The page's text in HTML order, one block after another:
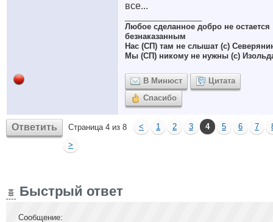
все...
Любое сделанное добро не остается
безнаказанным
Нас (СП) там не слышат (с)
Мы (СП) никому не нужны (с)
В Минюст
Цитата
Спасибо
Ответить Страница 4 из 8 < 1 2 3 4 5 6 7
>
Быстрый ответ
Сообщение: